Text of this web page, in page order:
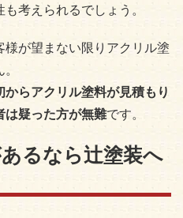
考えられるでしょう。
が望まない限りアクリル塗
らアクリル塗料が見積もり
は疑った方が無難です。
るなら辻塗装へ